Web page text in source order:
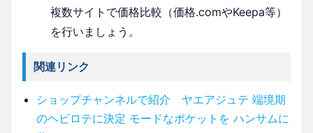
複数サイトで価格比較（価格.comやKeepa等）
を行いましょう。
関連リンク
ショップチャンネルで紹介 ヤエアジュテ 端境期
のヘビロテに決定 モードなポケットを ハンサムに